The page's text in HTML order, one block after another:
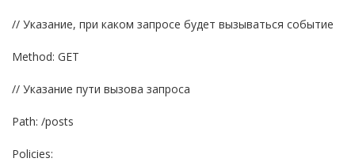
// Указание, при каком запросе будет вызываться событие
Method: GET
// Указание пути вызова запроса
Path: /posts
Policies: